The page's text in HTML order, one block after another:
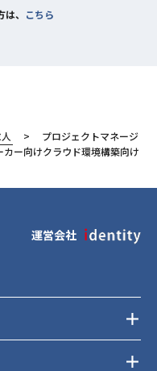
、 こちら
プロジェクトマネージ
ー向けクラウド環境構築向け
運営会社